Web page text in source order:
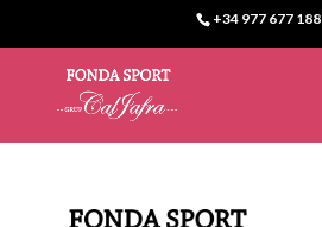
+34 977 677 188